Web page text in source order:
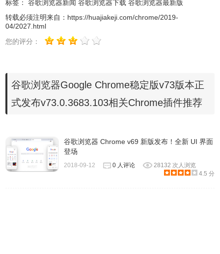
SHA256：
http://www.google.com/dl/release2/chrome/
https://www.google.com/dl/release2/chrome/
http://redirector.gvt1.com/edgedl/release2/chrome/
Google Chrome v73.0.3683.103 无更新功能版 32位
SHA1：
EBF1E16B45CAC5A2C0F000CB54A2A313AD9F0546
标签： 谷歌浏览器新闻 谷歌浏览器下载 谷歌浏览器最新版
转载必须注明来自： https://huajiakeji.com/chrome/2019-
04/2027.html
您的评分：
谷歌浏览器Google Chrome稳定版v73版本正
式发布v73.0.3683.103相关Chrome插件推荐
谷歌浏览器 Chrome v69 新版发布！全新 UI 界面
登场
2018-09-12 0 人评论
28132 次人浏览
4.5 分